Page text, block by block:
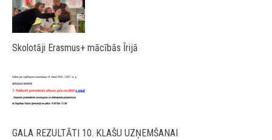
Skolotāji Erasmus+ mācībās Īrijā
GALA REZULTĀTI 10. KLAŠU UZŅEMŠANAI